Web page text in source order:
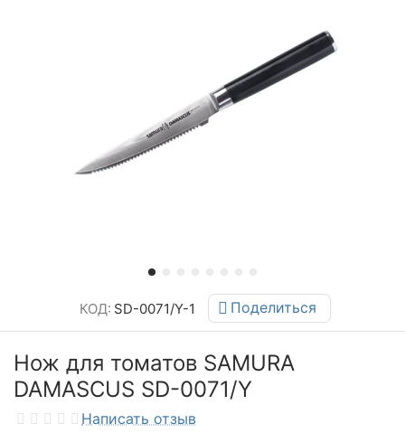
КОД: SD-0071/Y-1 Поделиться
Нож для томатов SAMURA
DAMASCUS SD-0071/Y
Написать отзыв